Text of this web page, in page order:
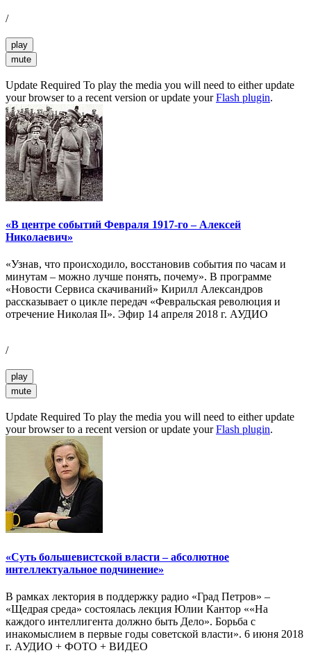
/
play
mute
Update Required To play the media you will need to either update
your browser to a recent version or update yourFlash plugin.
«В центре событий Февраля 1917-го – Алексей
Николаевич»
«Узнав, что происходило, восстановив события по часам и
минутам – можно лучше понять, почему». В программе
«Новости Сервиса скачиваний» Кирилл Александров
рассказывает о цикле передач «Февральская революция и
отречение Николая II». Эфир 14 апреля 2018 г. АУДИО
/
play
mute
Update Required To play the media you will need to either update
your browser to a recent version or update yourFlash plugin.
«Суть большевистской власти – абсолютное
интеллектуальное подчинение»
В рамках лектория в поддержку радио «Град Петров» –
«Щедрая среда» состоялась лекция Юлии Кантор ««На
каждого интеллигента должно быть Дело». Борьба с
инакомыслием в первые годы советской власти». 6 июня 2018
г. АУДИО + ФОТО + ВИДЕО